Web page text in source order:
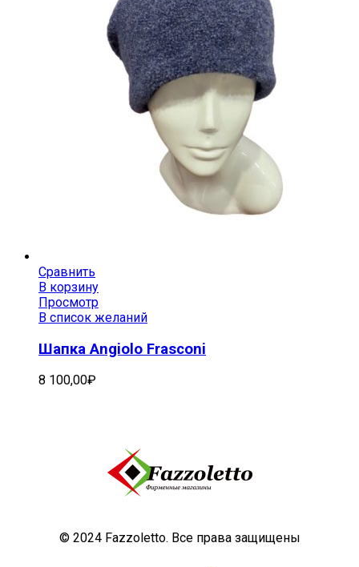
Сравнить
В корзину
Просмотр
В список желаний
Шапка Angiolo Frasconi
8 100,00₽
© 2024 Fazzoletto. Все права защищены